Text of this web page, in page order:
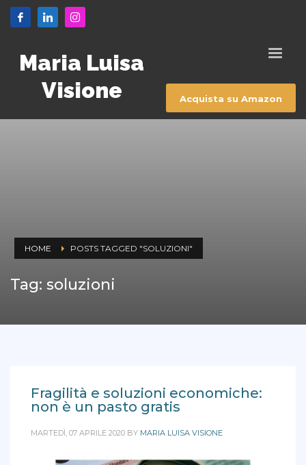
Maria Luisa
Visione
Acquista su Amazon
HOME POSTS TAGGED "SOLUZIONI"
Tag: soluzioni
Fragilità e soluzioni economiche:
non è un pasto gratis
MARTEDÌ, 07 APRILE 2020 BY MARIA LUISA VISIONE